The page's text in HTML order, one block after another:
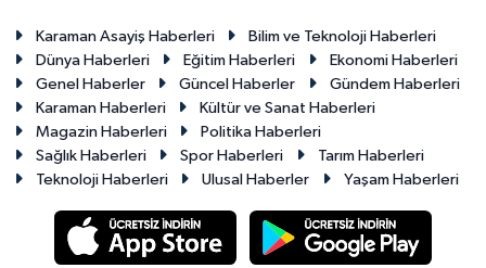
Karaman Asayiş Haberleri
Bilim ve Teknoloji Haberleri
Dünya Haberleri
Eğitim Haberleri
Ekonomi Haberleri
Genel Haberler
Güncel Haberler
Gündem Haberleri
Karaman Haberleri
Kültür ve Sanat Haberleri
Magazin Haberleri
Politika Haberleri
Sağlık Haberleri
Spor Haberleri
Tarım Haberleri
Teknoloji Haberleri
Ulusal Haberler Yaşam Haberleri